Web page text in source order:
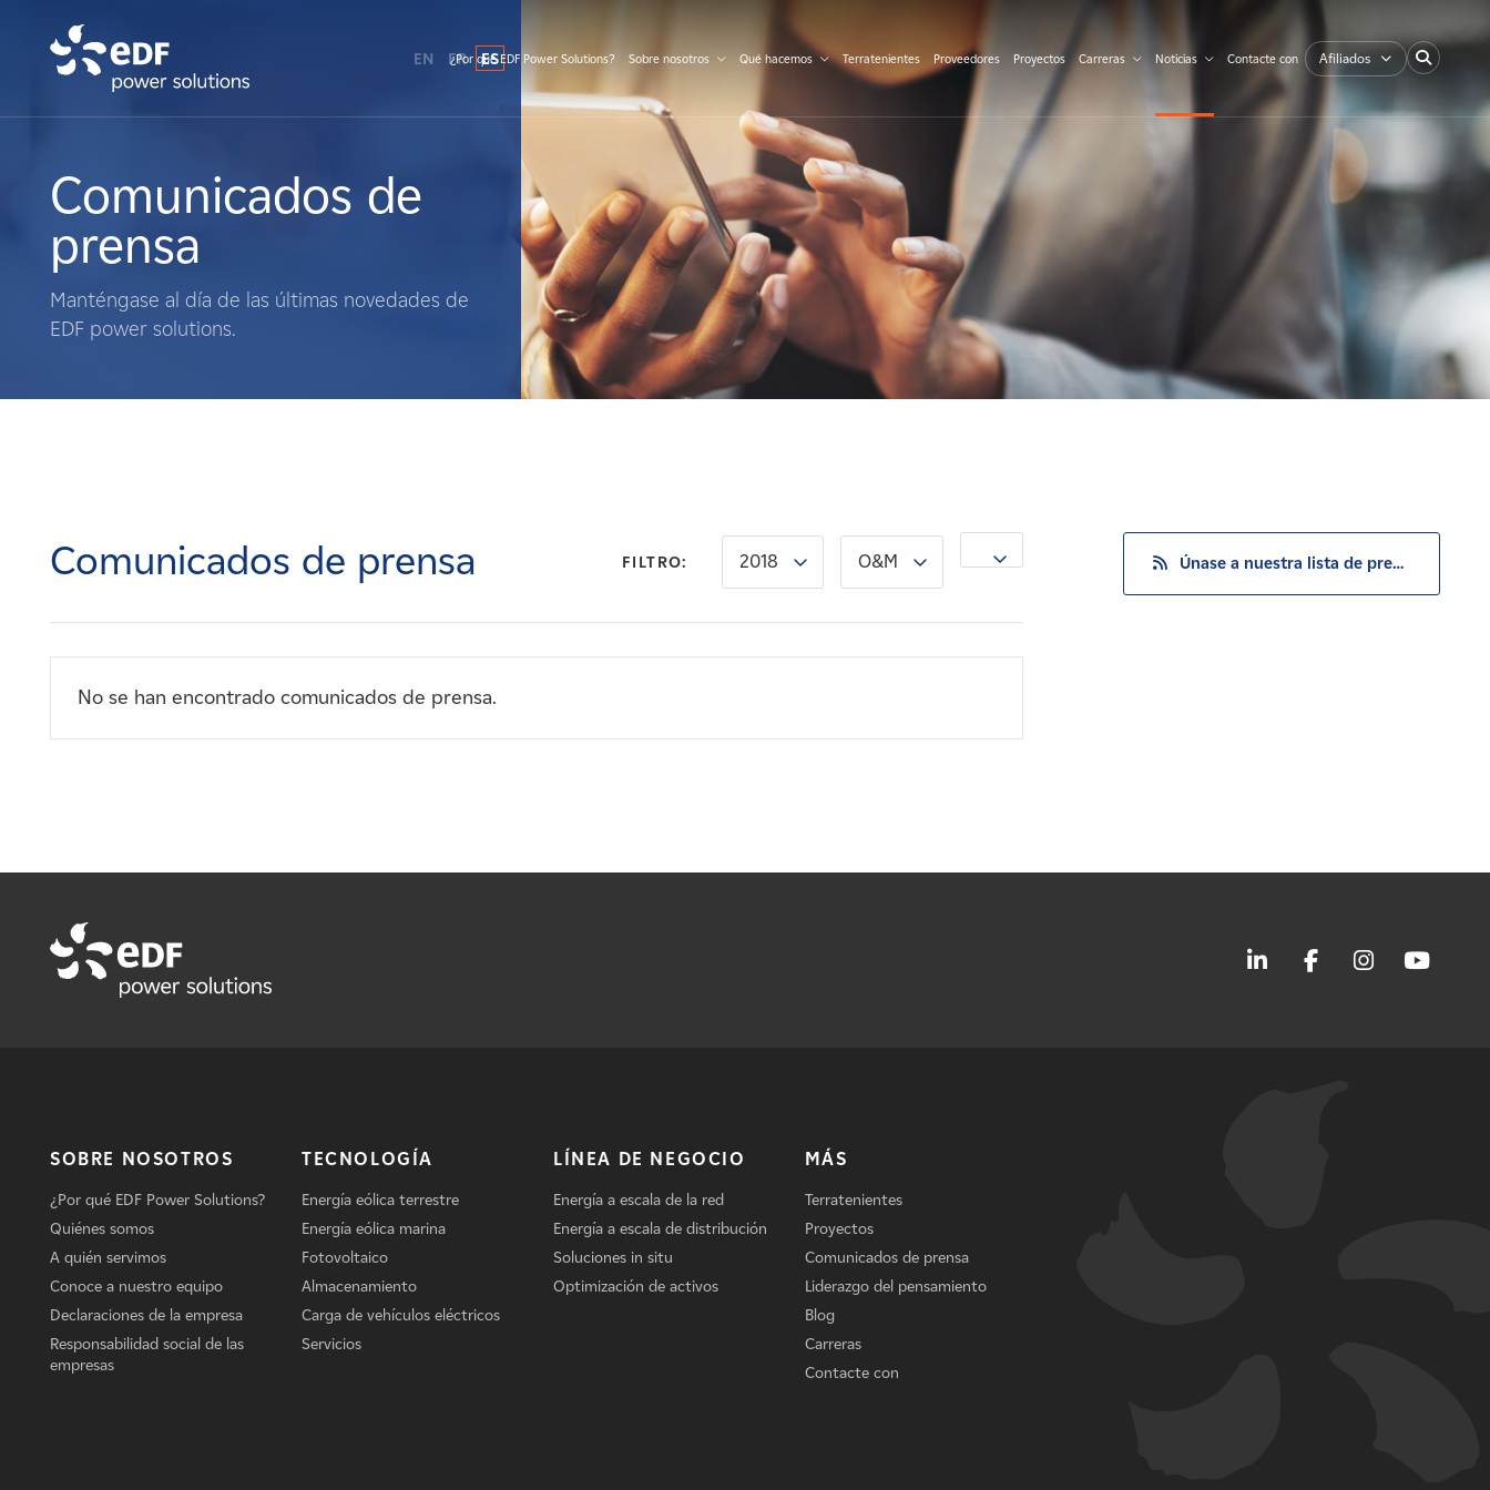
Qué hacemos
Terratenientes
Noticias
Afiliados
EN FR ES
¿Por qué EDF Power Solutions? Sobre nosotros Qué hacemos Terratenientes Proveedores Proyectos Carreras Noticias Contacte con Afiliados
Comunicados de
prensa
Manténgase al día de las últimas novedades de
EDF power solutions.
Comunicados de prensa FILTRO: 2018 O&M
No se han encontrado comunicados de prensa.
Únase a nuestra lista de prensa
SOBRE NOSOTROS
¿Por qué EDF Power Solutions?
Quiénes somos
A quién servimos
Conoce a nuestro equipo
Declaraciones de la empresa
Responsabilidad social de las
empresas
TECNOLOGÍA
Energía eólica terrestre
Energía eólica marina
Fotovoltaico
Almacenamiento
Carga de vehículos eléctricos
Servicios
LÍNEA DE NEGOCIO
Energía a escala de la red
Energía a escala de distribución
Soluciones in situ
Optimización de activos
MÁS
Terratenientes
Proyectos
Comunicados de prensa
Liderazgo del pensamiento
Blog
Carreras
Contacte con